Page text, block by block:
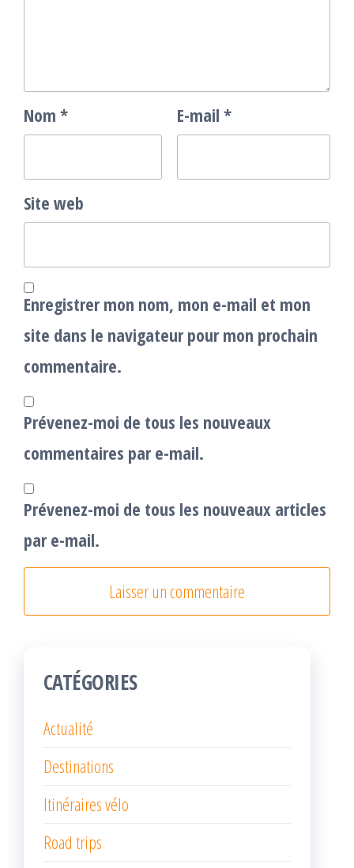
Nom * E-mail *
Site web
Enregistrer mon nom, mon e-mail et mon
site dans le navigateur pour mon prochain
commentaire.
Prévenez-moi de tous les nouveaux
commentaires par e-mail.
Prévenez-moi de tous les nouveaux articles
par e-mail.
CATÉGORIES
Actualité
Destinations
Itinéraires vélo
Road trips